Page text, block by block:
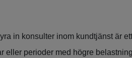
in konsulter inom kundtjänst är
eller perioder med högre